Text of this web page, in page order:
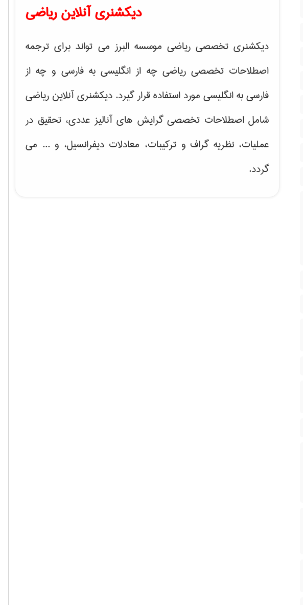
دیکشنری آنلاین ریاضی
دیکشنری تخصصی ریاضی موسسه البرز می تواند برای ترجمه
اصطلاحات تخصصی ریاضی چه از انگلیسی به فارسی و چه از
فارسی به انگلیسی مورد استفاده قرار گیرد. دیکشنری آنلاین ریاضی
شامل اصطلاحات تخصصی گرایش هایآنالیز عددی، تحقیق در
عملیات، نظریه گراف و تركیبات، معادلات دیفرانسیل، و ... می
گردد.